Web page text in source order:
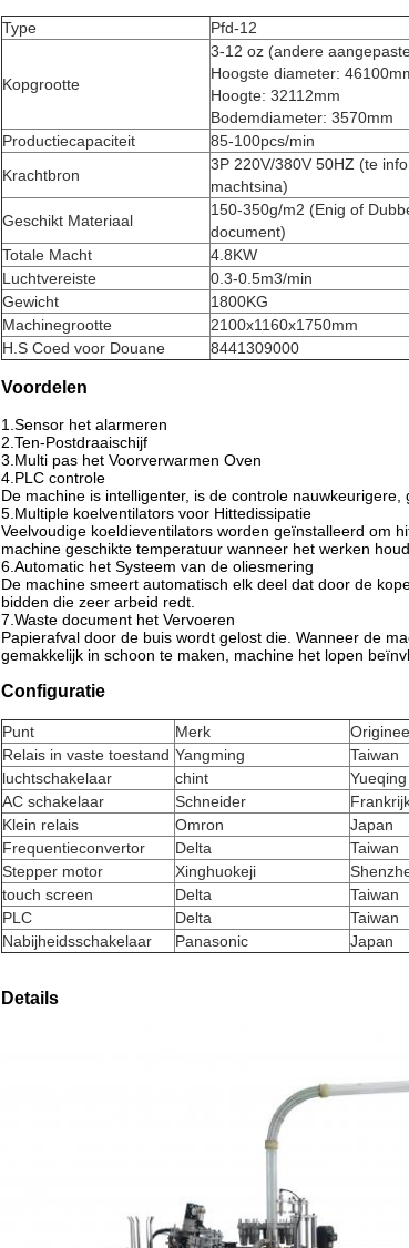
Type Pfd-12
Kopgrootte
3-12 oz (andere
Hoogste diameter:
Hoogte: 32112mm
Bodemdiameter: 3570mm
Productiecapaciteit
85-100pcs/min
Krachtbron
3P 220V/380V 50HZ (te
machtsina)
Geschikt Materiaal
150-350g/m2 (Enig of
document)
Totale Macht
4.8KW
Luchtvereiste
0.3-0.5m3/min
Gewicht
1800KG
Machinegrootte
2100x1160x1750mm
H.S Coed voor Douane
8441309000
Voordelen
1.Sensor het alarmeren
2.Ten-Postdraaischijf
3.Multi pas het Voorverwarmen Oven
4.PLC controle
De machine is intelligenter, is de controle
5.Multiple koelventilators voor Hittedissipatie
Veelvoudige koeldieventilators worden geïnstalleerd om
machine geschikte temperatuur wanneer het werken
6.Automatic het Systeem van de oliesmering
De machine smeert automatisch elk deel dat door de
bidden die zeer arbeid redt.
7.Waste document het Vervoeren
Papierafval door de buis wordt gelost die. Wanneer de
gemakkelijk in schoon te maken, machine het lopen
Configuratie
Punt Merk
Relais in vaste toestand Yangming
Taiwan
luchtschakelaar
chint
Yueqing
AC schakelaar
Schneider
Klein relais
Omron
Japan
Frequentieconvertor
Delta
Taiwan
Stepper motor
Xinghuokeji
touch screen
Delta
Taiwan
PLC
Delta
Taiwan
Nabijheidsschakelaar
Panasonic Japan
Details